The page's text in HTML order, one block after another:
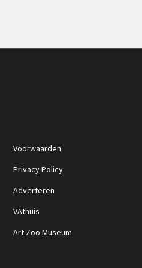
Voorwaarden
Privacy Policy
Adverteren
VAthuis
Art Zoo Museum